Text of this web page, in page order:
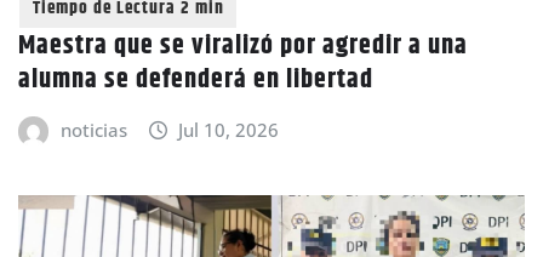
Maestra que se viralizó por agredir a una
alumna se defenderá en libertad
noticias Jul 10, 2026